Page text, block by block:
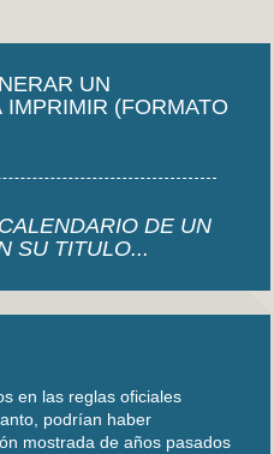
UN
(FORMATO
DE UN
SU TITULO...
en las reglas oficiales
podrían haber
mostrada de años pasados